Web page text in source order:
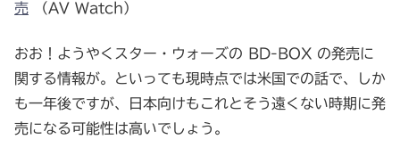
売 （AV Watch）
おお！ようやくスター・ウォーズの BD-BOX の発売に
関する情報が。といっても現時点では米国での話で、しか
も一年後ですが、日本向けもこれとそう遠くない時期に発
売になる可能性は高いでしょう。